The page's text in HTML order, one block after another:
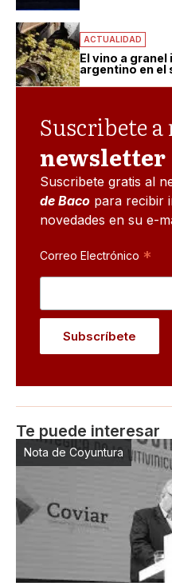
ACTUALIDAD
El vino a
argentino en el
Suscribete
newsletter
Suscribete gratis al
de Baco para recibir
novedades en su e-
Correo Electrónico *
Te puede interesar
Nota de Coyuntura